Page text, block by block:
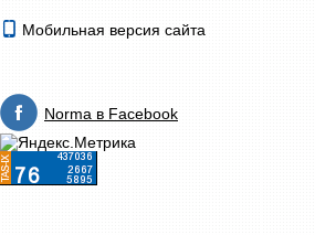
Мобильная версия сайта
Norma в Facebook